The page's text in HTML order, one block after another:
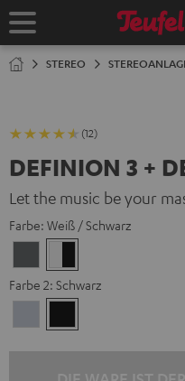
Startseite
STEREO
(12)
DEFINION 3 +
Let the music be your
Farbe: Weiß / Schwarz
/
Schwarz
Farbe 2: Schwarz
Silber